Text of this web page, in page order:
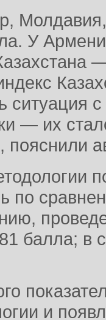
У
ситуация
— их
пояснили
по
балла;
и